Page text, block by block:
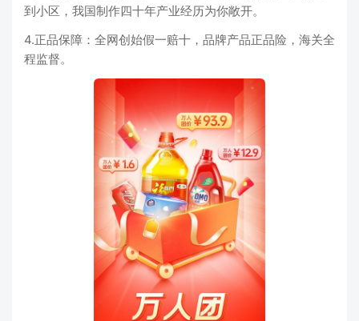
到小区，我国制作四十年产业经历为你敞开。
4.正品保障：全网创始假一赔十，品牌产品正品险，海关全
程监督。